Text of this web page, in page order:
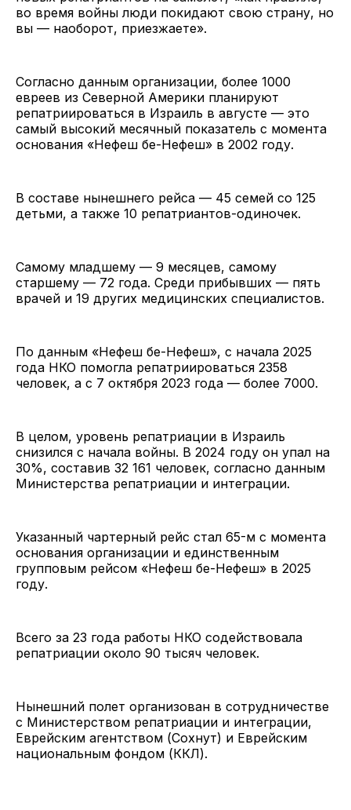
во время войны люди покидают свою страну, но
вы — наоборот, приезжаете».
Согласно данным организации, более 1000
евреев из Северной Америки планируют
репатриироваться в Израиль в августе — это
самый высокий месячный показатель с момента
основания «Нефеш бе-Нефеш» в 2002 году.
В составе нынешнего рейса — 45 семей со 125
детьми, а также 10 репатриантов-одиночек.
Самому младшему — 9 месяцев, самому
старшему — 72 года. Среди прибывших — пять
врачей и 19 других медицинских специалистов.
По данным «Нефеш бе-Нефеш», с начала 2025
года НКО помогла репатриироваться 2358
человек, а с 7 октября 2023 года — более 7000.
В целом, уровень репатриации в Израиль
снизился с начала войны. В 2024 году он упал на
30%, составив 32 161 человек, согласно данным
Министерства репатриации и интеграции.
Указанный чартерный рейс стал 65-м с момента
основания организации и единственным
групповым рейсом «Нефеш бе-Нефеш» в 2025
году.
Всего за 23 года работы НКО содействовала
репатриации около 90 тысяч человек.
Нынешний полет организован в сотрудничестве
с Министерством репатриации и интеграции,
Еврейским агентством (Сохнут) и Еврейским
национальным фондом (ККЛ).